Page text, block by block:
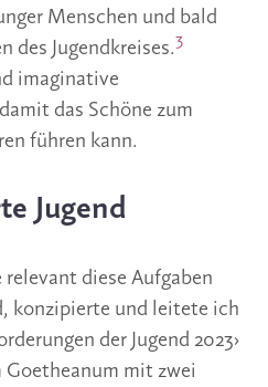
Menschen und bald
des Jugendkreises.3
imaginative
das Schöne zum
führen kann.
Jugend
diese Aufgaben
konzipierte und leitete ich
der Jugend 2023›
Goetheanum mit zwei